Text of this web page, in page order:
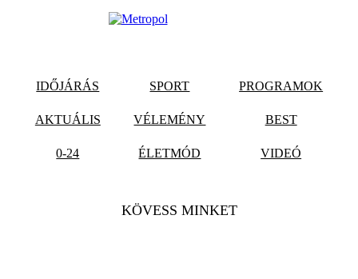
IDŐJÁRÁS SPORT PROGRAMOK
AKTUÁLIS VÉLEMÉNY BEST
0-24 ÉLETMÓD VIDEÓ
KÖVESS MINKET